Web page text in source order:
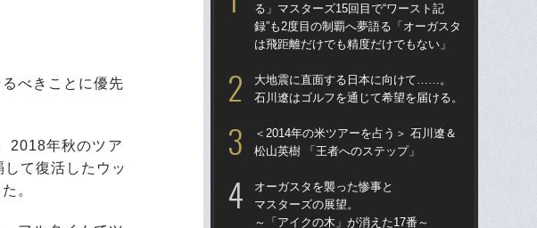
べきことに優先
2018年秋のツア
て復活したウッ
。
る」マスターズ15回目で“ワースト記
録”も2度目の制覇へ夢語る「オーガスタ
は飛距離だけでも精度だけでもない」
大地震に直面する日本に向けて……。
石川遼はゴルフを通じて希望を届ける。
＜2014年の米ツアーを占う＞ 石川遼＆
松山英樹 「王者へのステップ」
オーガスタを襲った惨事と
マスターズの展望。
～「アイクの木」が消えた17番～